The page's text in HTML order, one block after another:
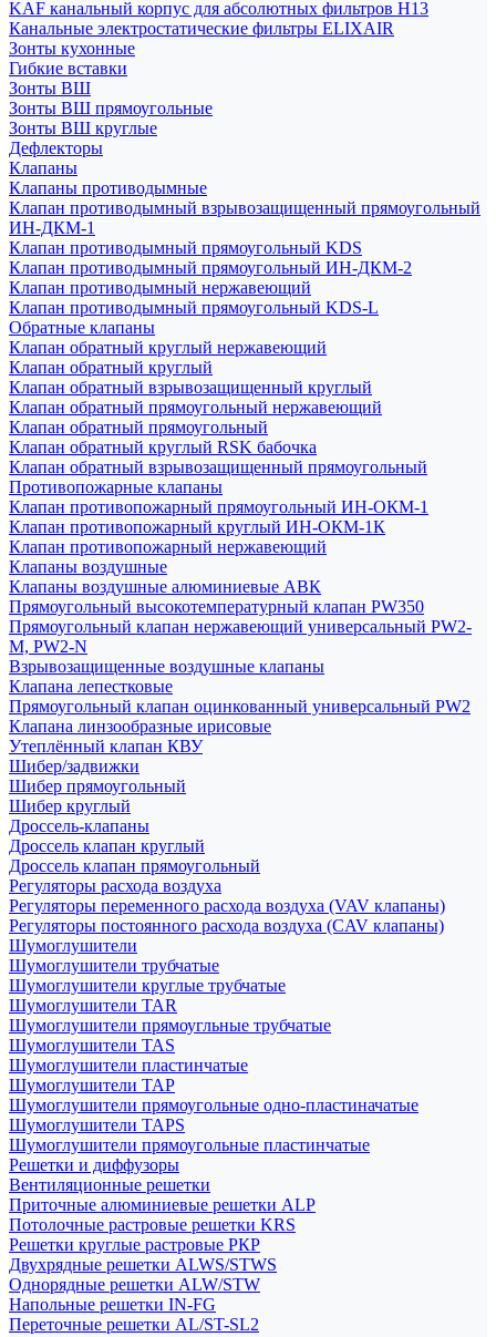
KAF канальный корпус для абсолютных фильтров H13
Канальные электростатические фильтры ELIXAIR
Зонты кухонные
Гибкие вставки
Зонты ВШ
Зонты ВШ прямоугольные
Зонты ВШ круглые
Дефлекторы
Клапаны
Клапаны противодымные
Клапан противодымный взрывозащищенный прямоугольный
ИН-ДКМ-1
Клапан противодымный прямоугольный KDS
Клапан противодымный прямоугольный ИН-ДКМ-2
Клапан противодымный нержавеющий
Клапан противодымный прямоугольный KDS-L
Обратные клапаны
Клапан обратный круглый нержавеющий
Клапан обратный круглый
Клапан обратный взрывозащищенный круглый
Клапан обратный прямоугольный нержавеющий
Клапан обратный прямоугольный
Клапан обратный круглый RSK бабочка
Клапан обратный взрывозащищенный прямоугольный
Противопожарные клапаны
Клапан противопожарный прямоугольный ИН-ОКМ-1
Клапан противопожарный круглый ИН-ОКМ-1К
Клапан противопожарный нержавеющий
Клапаны воздушные
Клапаны воздушные алюминиевые АВК
Прямоугольный высокотемпературный клапан PW350
Прямоугольный клапан нержавеющий универсальный PW2-
M, PW2-N
Взрывозащищенные воздушные клапаны
Клапана лепестковые
Прямоугольный клапан оцинкованный универсальный PW2
Клапана линзообразные ирисовые
Утеплённый клапан КВУ
Шибер/задвижки
Шибер прямоугольный
Шибер круглый
Дроссель-клапаны
Дроссель клапан круглый
Дроссель клапан прямоугольный
Регуляторы расхода воздуха
Регуляторы переменного расхода воздуха (VAV клапаны)
Регуляторы постоянного расхода воздуха (CAV клапаны)
Шумоглушители
Шумоглушители трубчатые
Шумоглушители круглые трубчатые
Шумоглушители TAR
Шумоглушители прямоугльные трубчатые
Шумоглушители TAS
Шумоглушители пластинчатые
Шумоглушители TAP
Шумоглушители прямоугольные одно-пластиначатые
Шумоглушители TAPS
Шумоглушители прямоугольные пластинчатые
Решетки и диффузоры
Вентиляционные решетки
Приточные алюминиевые решетки ALP
Потолочные растровые решетки KRS
Решетки круглые растровые РКР
Двухрядные решетки ALWS/STWS
Однорядные решетки ALW/STW
Напольные решетки IN-FG
Переточные решетки AL/ST-SL2